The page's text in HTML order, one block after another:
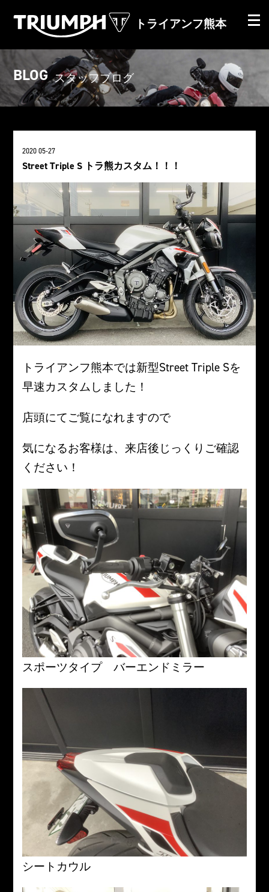
トライアンフ熊本
BLOG スタッフブログ
2020 05-27
Street Triple S トラ熊カスタム！！！
トライアンフ熊本では新型Street Triple Sを
早速カスタムしました！
店頭にてご覧になれますので
気になるお客様は、来店後じっくりご確認
ください！
スポーツタイプ バーエンドミラー
シートカウル